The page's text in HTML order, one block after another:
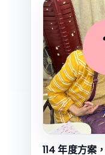
114 年度方案